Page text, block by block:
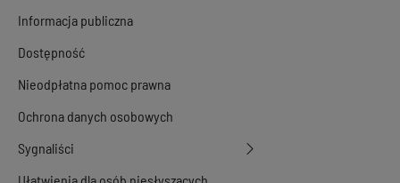
Informacja publiczna
Dostępność
Nieodpłatna pomoc prawna
Ochrona danych osobowych
Sygnaliści